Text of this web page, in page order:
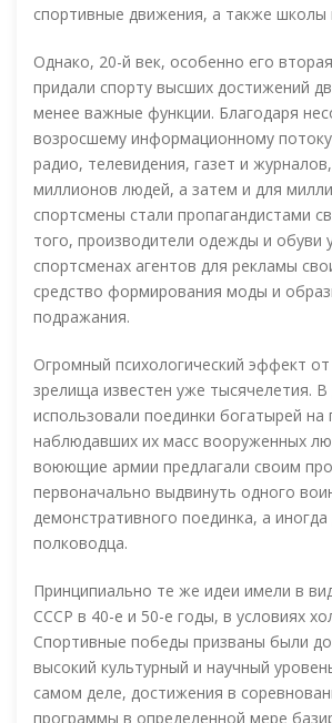
спортивные движения, а также школы
Однако, 20-й век, особенно его
придали спорту высших достижений
менее важные функции. Благодаря
возросшему информационному
радио, телевидения, газет и
миллионов людей, а затем и для
спортсмены стали пропагандистами
того, производители одежды и обуви
спортсменах агентов для рекламы
средство формирования моды и
подражания.
Огромный психологический эффект
зрелища известен уже тысячелетия. В
использовали поединки богатырей на
наблюдавших их масс вооруженных
воюющие армии предлагали своим
первоначально выдвинуть одного
демонстративного поединка, а
полководца.
Принципиально те же идеи имели в
СССР в 40-е и 50-е годы, в условиях
Спортивные победы призваны были
высокий культурный и научный
самом деле, достижения в
программы в определенной мере